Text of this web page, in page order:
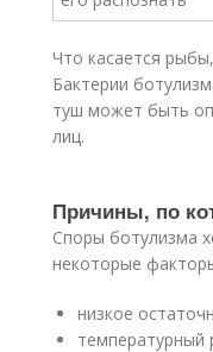
Что касается
Бактерии
туш может быть
лиц.
Причины, по
Споры ботулизма
некоторые
низкое
температурный